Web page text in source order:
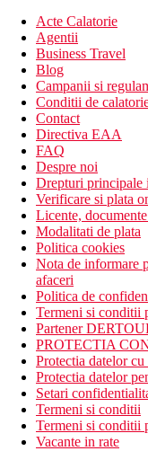
Acte Calatorie
Agentii
Business Travel
Blog
Campanii si
Conditii de
Contact
Directiva EAA
FAQ
Despre noi
Drepturi principale
Verificare si plata
Licente,
Modalitati de plata
Politica cookies
Nota de informare
afaceri
Politica de
Termeni si conditii
Partener
PROTECTIA
Protectia datelor cu
Protectia datelor
Setari
Termeni si conditii
Termeni si conditii
Vacante in rate